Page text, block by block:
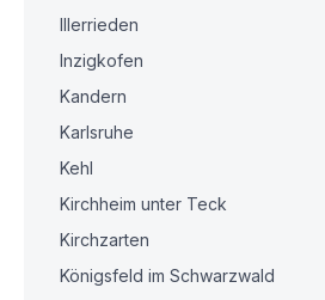
Illerrieden
Inzigkofen
Kandern
Karlsruhe
Kehl
Kirchheim unter Teck
Kirchzarten
Königsfeld im Schwarzwald